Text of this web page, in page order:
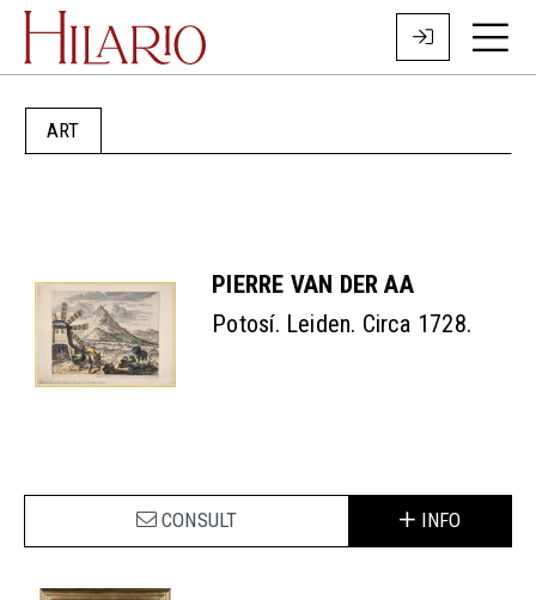
ART
PIERRE VAN DER AA
Potosí. Leiden. Circa 1728.
CONSULT INFO